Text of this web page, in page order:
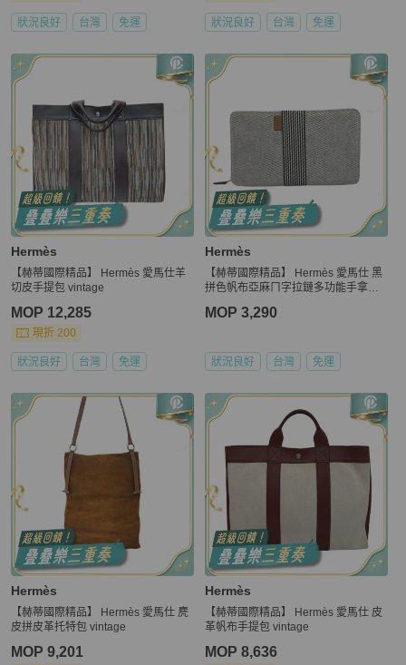
狀況良好 台灣 免運 狀況良好 台灣 免運
Hermès
【赫蒂國際精品】 Hermès 愛馬仕羊
切皮手提包 vintage
MOP 12,285
現折 200
狀況良好 台灣 免運
Hermès
【赫蒂國際精品】 Hermès 愛馬仕 黑
拼色帆布亞麻ㄇ字拉鏈多功能手拿包 v
MOP 3,290
狀況良好 台灣 免運
Hermès
【赫蒂國際精品】 Hermès 愛馬仕 麂
皮拼皮革托特包 vintage
MOP 9,201
Hermès
【赫蒂國際精品】 Hermès 愛馬仕 皮
革帆布手提包 vintage
MOP 8,636